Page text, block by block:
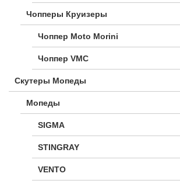
Чопперы Круизеры
Чоппер Moto Morini
Чоппер VMC
Скутеры Мопеды
Мопеды
SIGMA
STINGRAY
VENTO